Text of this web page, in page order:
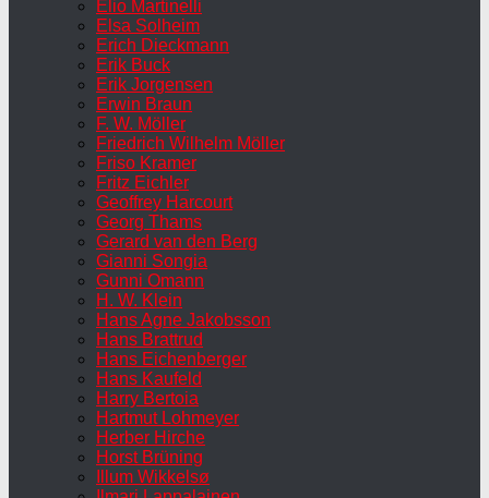
Elio Martinelli
Elsa Solheim
Erich Dieckmann
Erik Buck
Erik Jorgensen
Erwin Braun
F. W. Möller
Friedrich Wilhelm Möller
Friso Kramer
Fritz Eichler
Geoffrey Harcourt
Georg Thams
Gerard van den Berg
Gianni Songia
Gunni Omann
H. W. Klein
Hans Agne Jakobsson
Hans Brattrud
Hans Eichenberger
Hans Kaufeld
Harry Bertoia
Hartmut Lohmeyer
Herber Hirche
Horst Brüning
Illum Wikkelsø